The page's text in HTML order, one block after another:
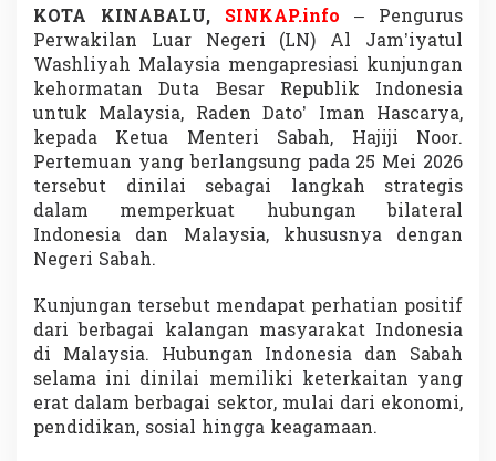
a
,
A
l
W
a
s
l
i
y
B
e
r
i
A
p
r
e
KOTA KINABALU, SINKAP.info – Pengurus
Perwakilan Luar Negeri (LN) Al Jam’iyatul
Washliyah Malaysia mengapresiasi kunjungan
kehormatan Duta Besar Republik Indonesia
untuk Malaysia, Raden Dato’ Iman Hascarya,
kepada Ketua Menteri Sabah, Hajiji Noor.
Pertemuan yang berlangsung pada 25 Mei 2026
tersebut dinilai sebagai langkah strategis
dalam memperkuat hubungan bilateral
Indonesia dan Malaysia, khususnya dengan
Negeri Sabah.
Kunjungan tersebut mendapat perhatian positif
dari berbagai kalangan masyarakat Indonesia
di Malaysia. Hubungan Indonesia dan Sabah
selama ini dinilai memiliki keterkaitan yang
erat dalam berbagai sektor, mulai dari ekonomi,
pendidikan, sosial hingga keagamaan.